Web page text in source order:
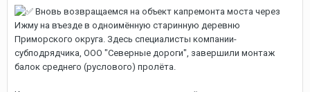
Вновь возвращаемся на объект капремонта моста через
Ижму на въезде в одноимённую старинную деревню
Приморского округа. Здесь специалисты компании-
субподрядчика, ООО "Северные дороги", завершили монтаж
балок среднего (руслового) пролёта.